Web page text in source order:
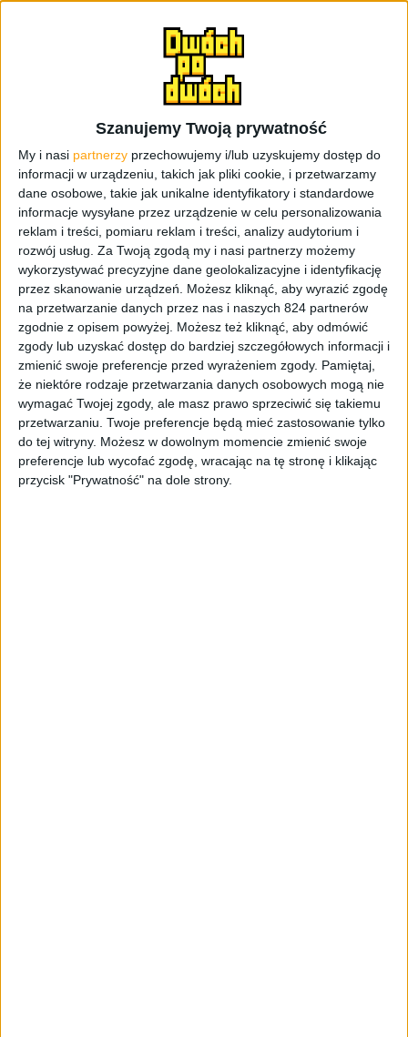
Szanujemy Twoją prywatność
My i nasi partnerzy przechowujemy i/lub uzyskujemy dostęp do
informacji w urządzeniu, takich jak pliki cookie, i przetwarzamy
dane osobowe, takie jak unikalne identyfikatory i standardowe
informacje wysyłane przez urządzenie w celu personalizowania
reklam i treści, pomiaru reklam i treści, analizy audytorium i
rozwój usług. Za Twoją zgodą my i nasi partnerzy możemy
wykorzystywać precyzyjne dane geolokalizacyjne i identyfikację
przez skanowanie urządzeń. Możesz kliknąć, aby wyrazić zgodę
na przetwarzanie danych przez nas i naszych 824 partnerów
zgodnie z opisem powyżej. Możesz też kliknąć, aby odmówić
zgody lub uzyskać dostęp do bardziej szczegółowych informacji i
zmienić swoje preferencje przed wyrażeniem zgody. Pamiętaj,
że niektóre rodzaje przetwarzania danych osobowych mogą nie
wymagać Twojej zgody, ale masz prawo sprzeciwić się takiemu
przetwarzaniu. Twoje preferencje będą mieć zastosowanie tylko
do tej witryny. Możesz w dowolnym momencie zmienić swoje
preferencje lub wycofać zgodę, wracając na tę stronę i klikając
przycisk "Prywatność" na dole strony.
Smartfony Tech
31 marca zobaczymy dwa smartfony, w
tym jeden w Polsce